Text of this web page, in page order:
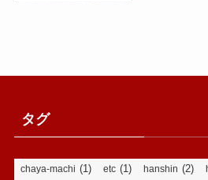
タグ
chaya-machi (1) etc (1) hanshin (2)